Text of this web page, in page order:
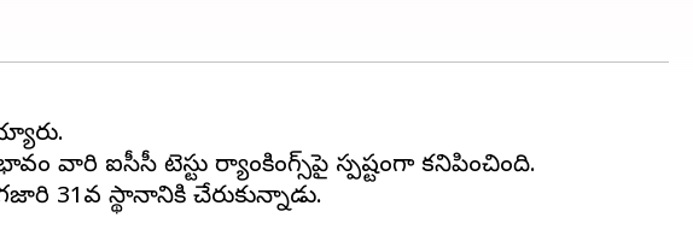
వారి ఐసీసీ టెస్టు ర్యాంకింగ్స్‌పై స్పష్టంగా కనిపించింది.
31వ స్థానానికి చేరుకున్నాడు.